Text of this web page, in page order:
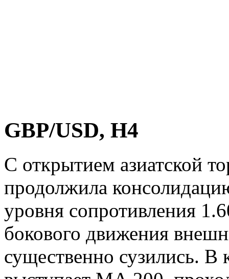
GBP/USD, H4
С открытием азиатской
продолжила
уровня сопротивления
бокового движения
существенно сузились. В